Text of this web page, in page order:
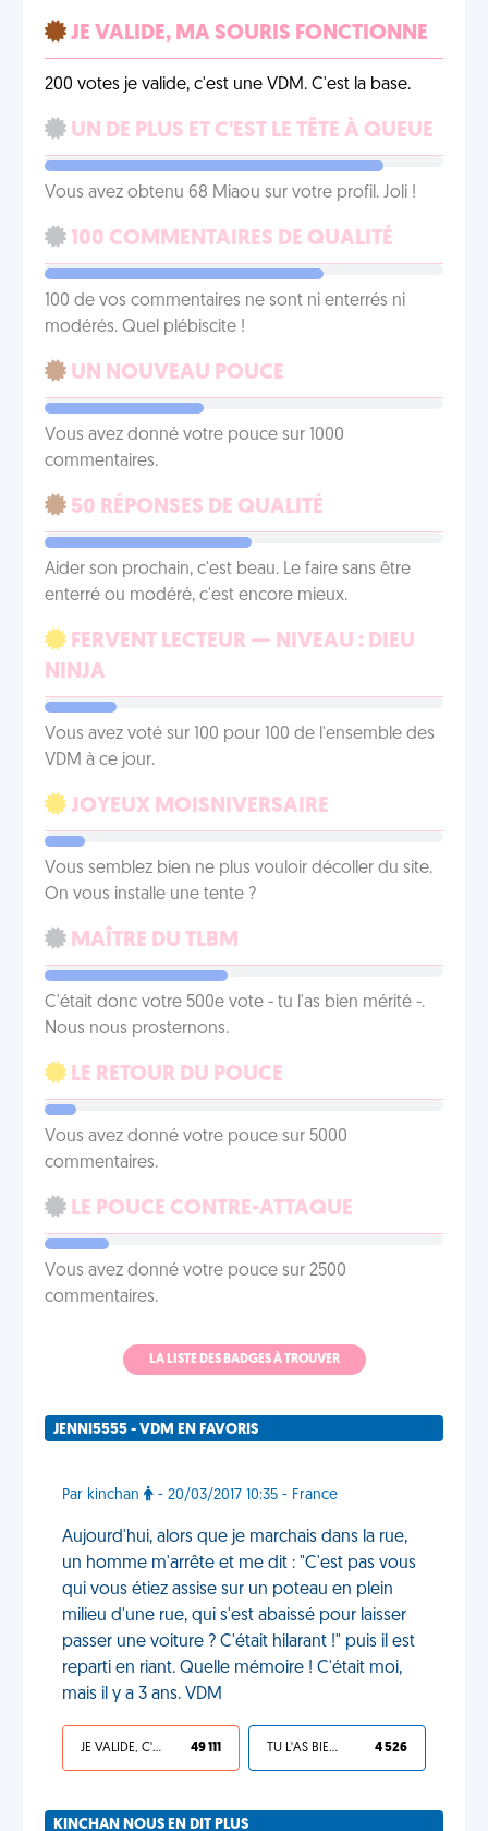
JE VALIDE, MA SOURIS FONCTIONNE
200 votes je valide, c'est une VDM. C'est la base.
UN DE PLUS ET C'EST LE TÊTE À QUEUE
Vous avez obtenu 68 Miaou sur votre profil. Joli !
100 COMMENTAIRES DE QUALITÉ
100 de vos commentaires ne sont ni enterrés ni
modérés. Quel plébiscite !
UN NOUVEAU POUCE
Vous avez donné votre pouce sur 1000
commentaires.
50 RÉPONSES DE QUALITÉ
Aider son prochain, c'est beau. Le faire sans être
enterré ou modéré, c'est encore mieux.
FERVENT LECTEUR — NIVEAU : DIEU
NINJA
Vous avez voté sur 100 pour 100 de l'ensemble des
VDM à ce jour.
JOYEUX MOISNIVERSAIRE
Vous semblez bien ne plus vouloir décoller du site.
On vous installe une tente ?
MAÎTRE DU TLBM
C'était donc votre 500e vote - tu l'as bien mérité -.
Nous nous prosternons.
LE RETOUR DU POUCE
Vous avez donné votre pouce sur 5000
commentaires.
LE POUCE CONTRE-ATTAQUE
Vous avez donné votre pouce sur 2500
commentaires.
LA LISTE DES BADGES À TROUVER
JENNI5555 - VDM EN FAVORIS
Par kinchan - 20/03/2017 10:35 - France
Aujourd'hui, alors que je marchais dans la rue,
un homme m'arrête et me dit : "C'est pas vous
qui vous étiez assise sur un poteau en plein
milieu d'une rue, qui s'est abaissé pour laisser
passer une voiture ? C'était hilarant !" puis il est
reparti en riant. Quelle mémoire ! C'était moi,
mais il y a 3 ans. VDM
JE VALIDE, C'EST UNE VDM 49 111 TU L'AS BIEN MÉRITÉ 4 526
KINCHAN NOUS EN DIT PLUS